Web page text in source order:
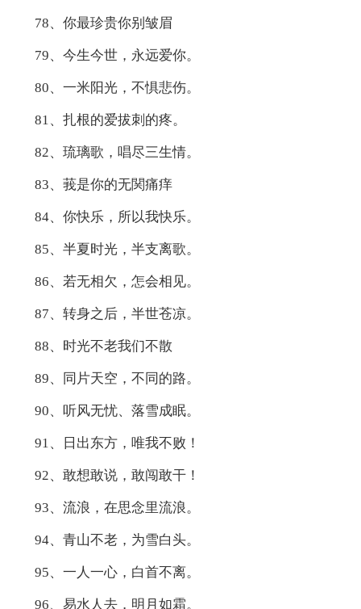
78、你最珍贵你别皱眉
79、今生今世，永远爱你。
80、一米阳光，不惧悲伤。
81、扎根的爱拔刺的疼。
82、琉璃歌，唱尽三生情。
83、莪是你的无関痛痒
84、你快乐，所以我快乐。
85、半夏时光，半支离歌。
86、若无相欠，怎会相见。
87、转身之后，半世苍凉。
88、时光不老我们不散
89、同片天空，不同的路。
90、听风无忧、落雪成眠。
91、日出东方，唯我不败！
92、敢想敢说，敢闯敢干！
93、流浪，在思念里流浪。
94、青山不老，为雪白头。
95、一人一心，白首不离。
96、易水人去，明月如霜。